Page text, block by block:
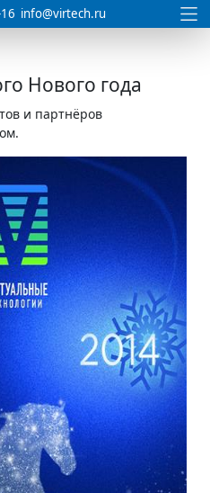
info@virtech.ru
Нового года
и партнёров